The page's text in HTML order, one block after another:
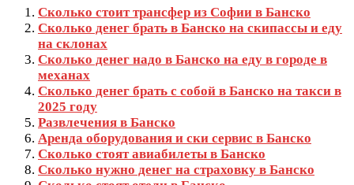
Сколько стоит трансфер из Софии в Банско
Сколько денег брать в Банско на скипассы и еду
на склонах
Сколько денег надо в Банско на еду в городе в
механах
Сколько денег брать с собой в Банско на такси в
2025 году
Развлечения в Банско
Аренда оборудования и ски сервис в Банско
Сколько стоят авиабилеты в Банско
Сколько нужно денег на страховку в Банско